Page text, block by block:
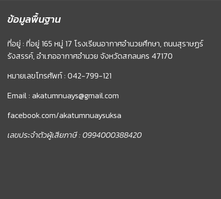
ข้อมูลพื้นฐาน
ที่อยู่ : ที่อยู่ 165 หมู่ 17 โรงเรียนอากาศอำนวยศึกษา, ถนนสุราษฏร์
รังสรรค์, อำเภออากาศอำนวย จังหวัดสกลนคร 47170
หมายเลขโทรศัพท์ : 042-799-121
Email : akatumnuays@gmail.com
facebook.com/akatumnuaysuksa
เลขประจำตัวผู้เสียภาษี : 0994000388420